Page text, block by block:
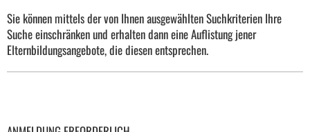
Sie können mittels der von Ihnen ausgewählten Suchkriterien Ihre
Suche einschränken und erhalten dann eine Auflistung jener
Elternbildungsangebote, die diesen entsprechen.